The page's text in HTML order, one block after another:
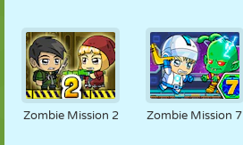
STRATÉGIE CASCADE TANK
Zombie Mission 2 Zombie Mission 7